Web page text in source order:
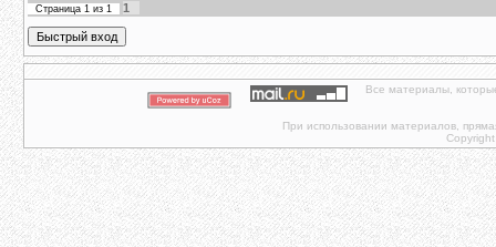
Страница 1 из 1 1
Все материалы,
При использовании материалов,